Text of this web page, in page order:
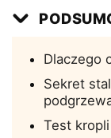
Dlaczego
Sekret
Test